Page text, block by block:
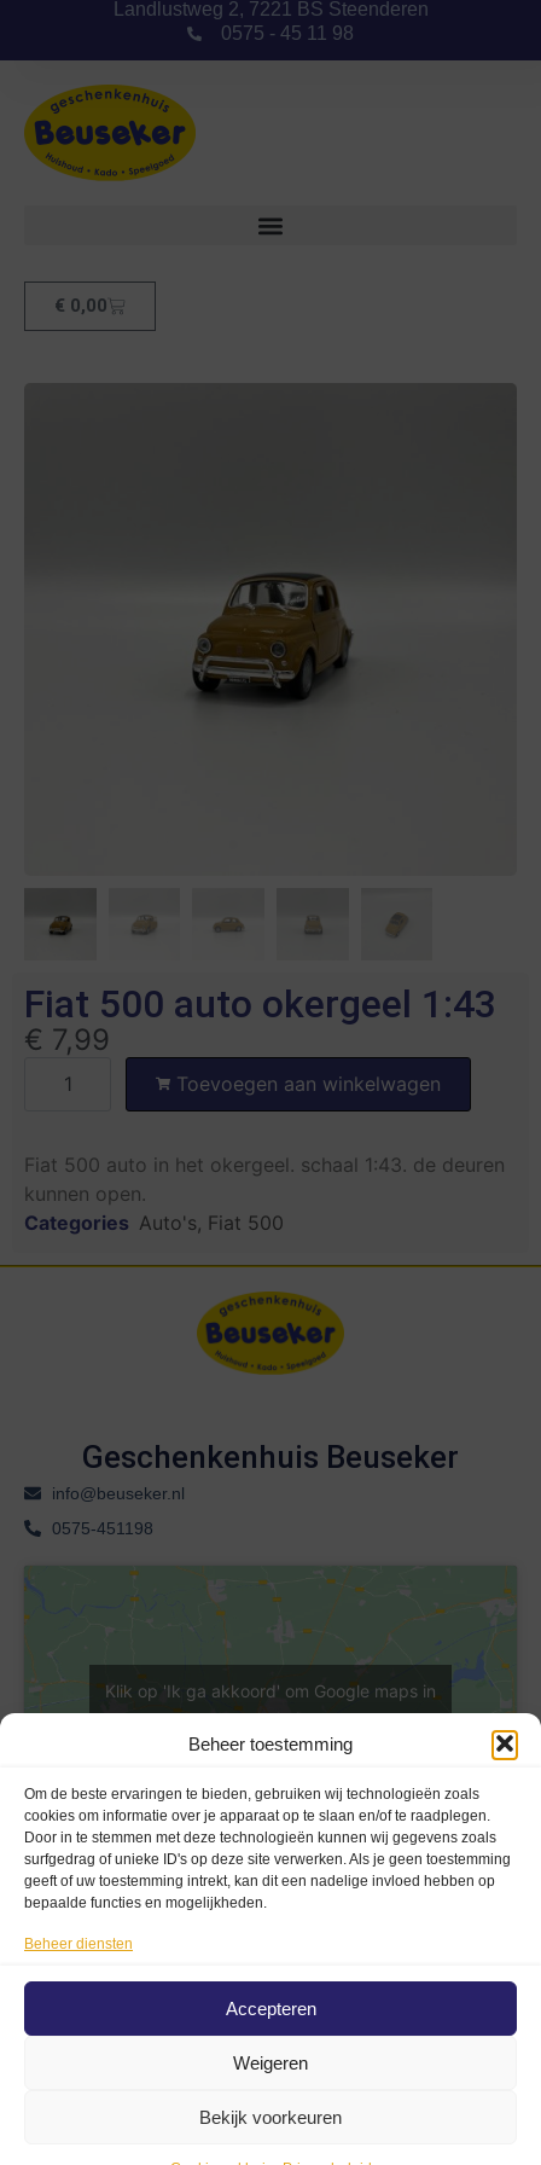
Beheer toestemming
Om de beste ervaringen te bieden, gebruiken wij technologieën zoals
cookies om informatie over je apparaat op te slaan en/of te raadplegen.
Door in te stemmen met deze technologieën kunnen wij gegevens zoals
surfgedrag of unieke ID's op deze site verwerken. Als je geen toestemming
geeft of uw toestemming intrekt, kan dit een nadelige invloed hebben op
bepaalde functies en mogelijkheden.
Beheer diensten
Accepteren
Weigeren
Bekijk voorkeuren
Landlustweg 2, 7221 BS Steenderen
0575 - 45 11 98
€ 0,00
Fiat 500 auto okergeel 1:43
€ 7,99
Toevoegen aan winkelwagen
Fiat 500 auto in het okergeel. schaal 1:43. de deuren
kunnen open.
Categories Auto's, Fiat 500
Geschenkenhuis Beuseker
info@beuseker.nl
0575-451198
Klik op 'Ik ga akkoord' om Google maps in
te schakelen
Cookieverklaring
Ik ga akkoord
Privacy En Voorwaarden
Disclaimer